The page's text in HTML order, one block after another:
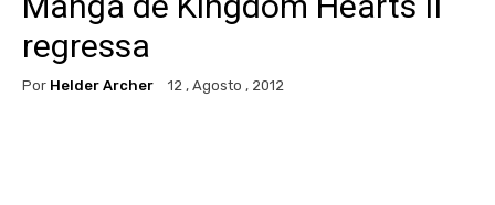
regressa
Por Helder Archer 12 , Agosto , 2012